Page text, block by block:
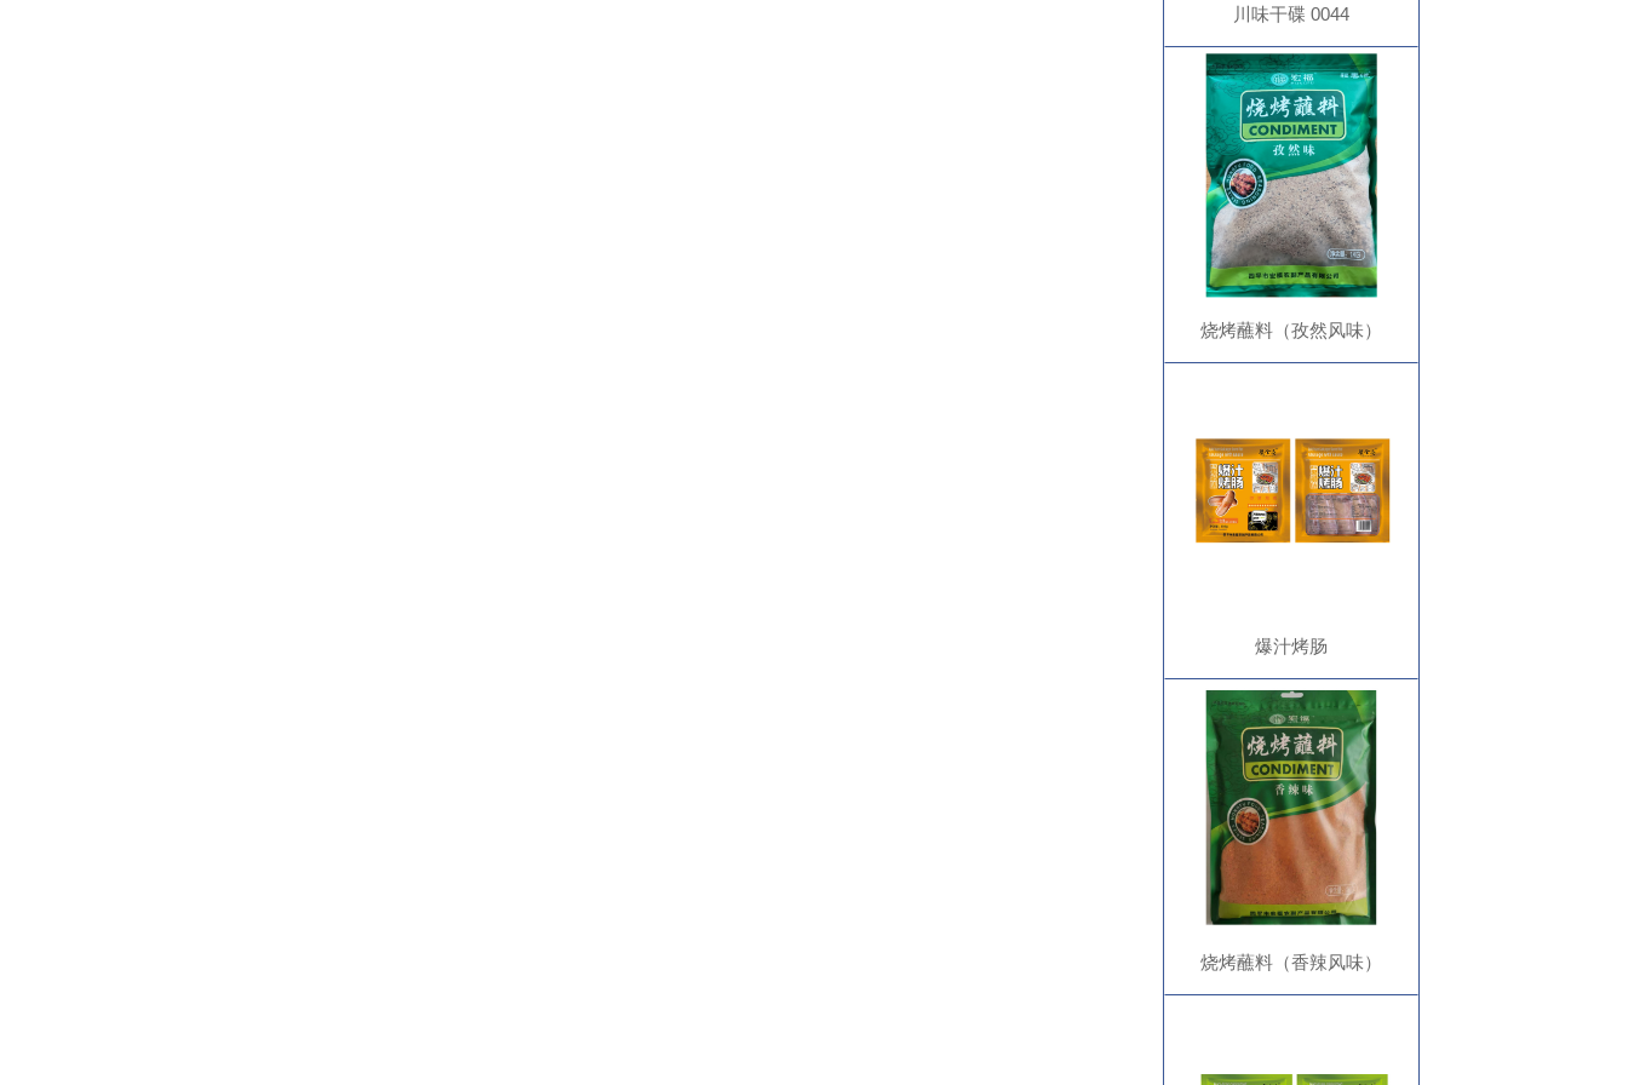
川味干碟 0044
烧烤蘸料（孜然风味）
爆汁烤肠
烧烤蘸料（香辣风味）